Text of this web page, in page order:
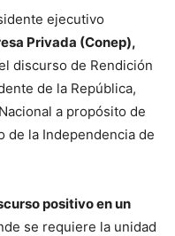
ejecutivo
Privada (Conep),
discurso de Rendición
de la República,
a propósito de
de la Independencia de
positivo en un
se requiere la unidad